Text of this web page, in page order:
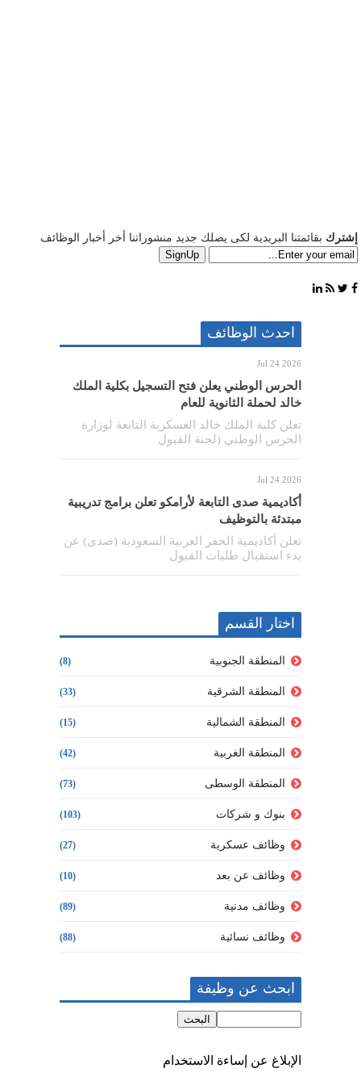
إشترك بقائمتنا البريدية لكى يصلك جديد منشوراتنا أخر أخبار الوظائف
احدث الوظائف
Jul 24 2026
الحرس الوطني يعلن فتح التسجيل بكلية الملك
خالد لحملة الثانوية للعام
تعلن كلية الملك خالد العسكرية التابعة لوزارة
الحرس الوطني (لجنة القبول
Jul 24 2026
أكاديمية صدى التابعة لأرامكو تعلن برامج تدريبية
مبتدئة بالتوظيف
تعلن أكاديمية الحفر العربية السعودية (صدى) عن
بدء استقبال طلبات القبول
اختار القسم
المنطقة الجنوبية (8)
المنطقة الشرقية (33)
المنطقة الشمالية (15)
المنطقة الغربية (42)
المنطقة الوسطى (73)
بنوك و شركات (103)
وظائف عسكرية (27)
وظائف عن بعد (10)
وظائف مدنية (89)
وظائف نسائية (88)
ابحث عن وظيفة
الإبلاغ عن إساءة الاستخدام